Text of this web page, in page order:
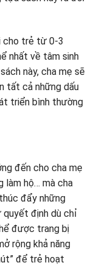
cho trẻ từ 0-3
nhất về tâm sinh
này, cha mẹ sẽ
tất cả những dấu
triển bình thường
đến cho cha mẹ
làm hộ… mà cha
đẩy những
quyết định dù chỉ
được trang bị
rộng khả năng
để trẻ hoạt